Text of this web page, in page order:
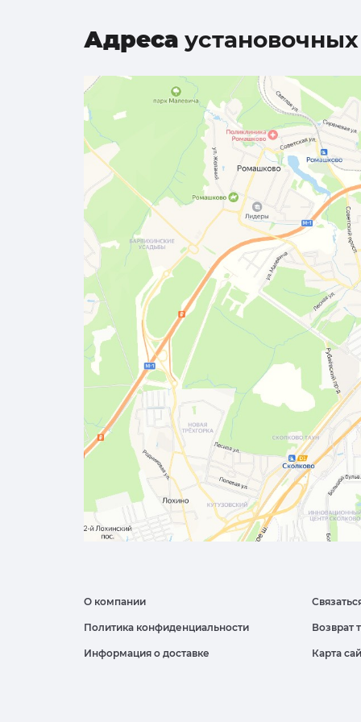
Адреса установочных
О компании
Политика конфиденциальности
Информация о доставке
Возврат
Карта